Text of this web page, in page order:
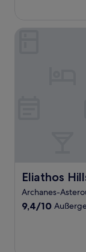
Eliathos
Eliathos
Archanes-
9.4
9,4/10